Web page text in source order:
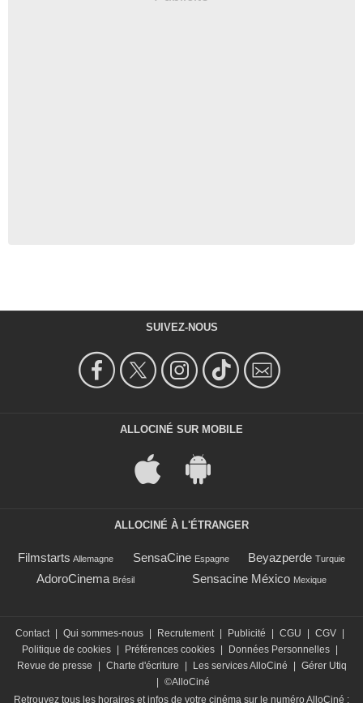
SUIVEZ-NOUS
ALLOCINÉ SUR MOBILE
ALLOCINÉ À L'ÉTRANGER
Filmstarts Allemagne SensaCine Espagne Beyazperde Turquie
AdoroCinema Brésil Sensacine México Mexique
Contact Qui sommes-nous Recrutement Publicité CGU CGV
Politique de cookies
Préférences cookies Données Personnelles
Revue de presse
Charte d'écriture Les services AlloCiné
Gérer Utiq
©AlloCiné
Retrouvez tous les horaires et infos de votre cinéma sur le numéro AlloCiné :